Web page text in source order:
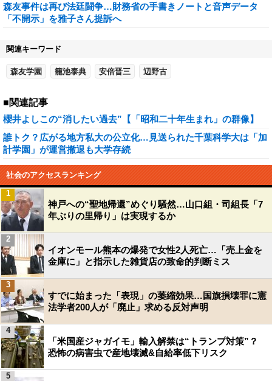
森友事件は再び法廷闘争…財務省の手書きノートと音声データ
「不開示」を雅子さん提訴へ
関連キーワード
森友学園 籠池泰典 安倍晋三 辺野古
■関連記事
櫻井よしこの“消したい過去”【「昭和二十年生まれ」の群像】
誰トク？広がる地方私大の公立化…見送られた千葉科学大は「加
計学園」が運営撤退も大学存続
社会のアクセスランキング
神戸への“聖地帰還”めぐり騒然…山口組・司組長「7
年ぶりの里帰り」は実現するか
1
イオンモール熊本の爆発で女性2人死亡…「売上金を
金庫に」と指示した雑貨店の致命的判断ミス
2
すでに始まった「表現」の萎縮効果…国旗損壊罪に憲
法学者200人が「廃止」求める反対声明
3
「米国産ジャガイモ」輸入解禁は“トランプ対策”？
恐怖の病害虫で産地壊滅&自給率低下リスク
4
5